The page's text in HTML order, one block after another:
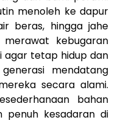
menoleh ke dapur
beras, hingga jahe
kebugaran
agar tetap hidup dan
mendatang
secara alami.
bahan
penuh kesadaran di